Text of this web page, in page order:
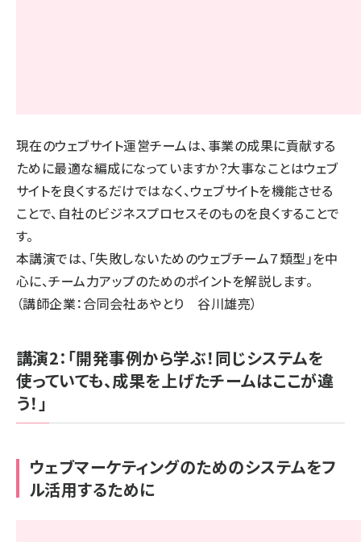
現在のウェブサイト運営チームは、事業の成果に貢献する
ために最適な編成になっていますか？大事なことはウェブ
サイトを良くするだけではなく、ウェブサイトを機能させる
ことで、自社のビジネスプロセスそのものを良くすることで
す。
本講演では、「失敗しないためのウェブチーム７類型」を中
心に、チーム力アップのためのポイントを解説します。
（講師企業：合同会社あやとり 谷川雄亮）
講演2：「開発事例から学ぶ！同じシステムを
使っていても、成果を上げたチームはここが違
う！」
ウェブマーケティングのためのシステムをフ
ル活用するために